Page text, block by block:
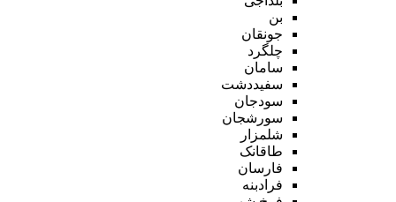
بن
جونقان
چلگرد
سامان
سفیددشت
سودجان
سورشجان
شلمزار
طاقانک
فارسان
فرادبنه